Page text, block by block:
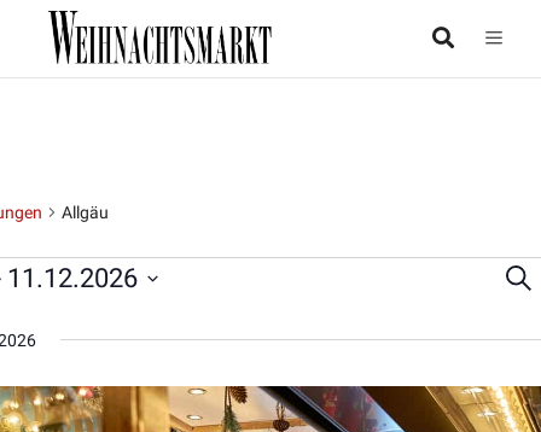
Allgäu
11.12.2026